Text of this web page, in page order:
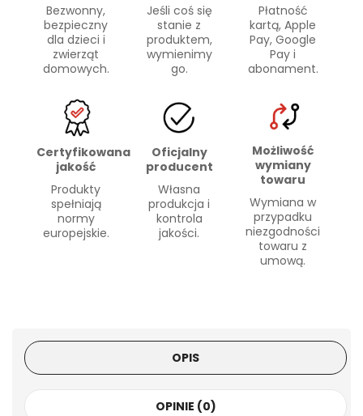
Bezwonny,
bezpieczny
dla dzieci i
zwierząt
domowych.
Jeśli coś się
stanie z
produktem,
wymienimy
go.
Płatność
kartą, Apple
Pay, Google
Pay i
abonament.
Certyfikowana
jakość
Produkty
spełniają
normy
europejskie.
Oficjalny
producent
Własna
produkcja i
kontrola
jakości.
Możliwość
wymiany
towaru
Wymiana w
przypadku
niezgodności
towaru z
umową.
OPIS
OPINIE (0)